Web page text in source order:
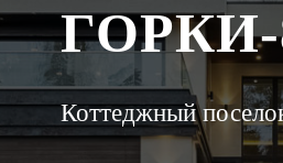
Коттеджный